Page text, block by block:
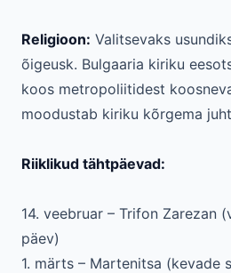
Religioon: Valitsevaks
õigeusk. Bulgaaria kiriku
koos metropoliitidest
moodustab kiriku kõrgema
Riiklikud tähtpäevad:
14. veebruar – Trifon Zarezan
päev)
1. märts – Martenitsa (kevade